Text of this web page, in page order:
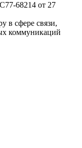
68214 от 27
в сфере связи,
коммуникаций